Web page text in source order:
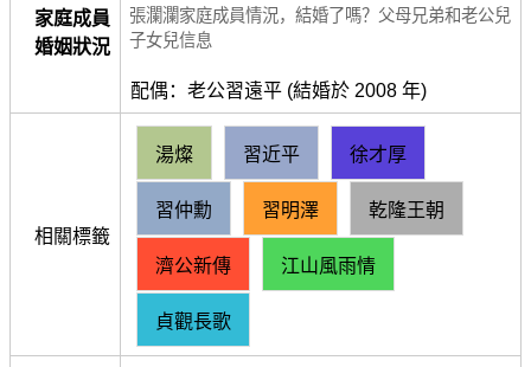
家庭成員
婚姻狀況
張瀾瀾家庭成員情況，結婚了嗎？父母兄弟和老公兒
子女兒信息
配偶：老公習遠平 (結婚於 2008 年)
相關標籤
湯燦 習近平 徐才厚
習仲勳 習明澤 乾隆王朝
濟公新傳 江山風雨情
貞觀長歌